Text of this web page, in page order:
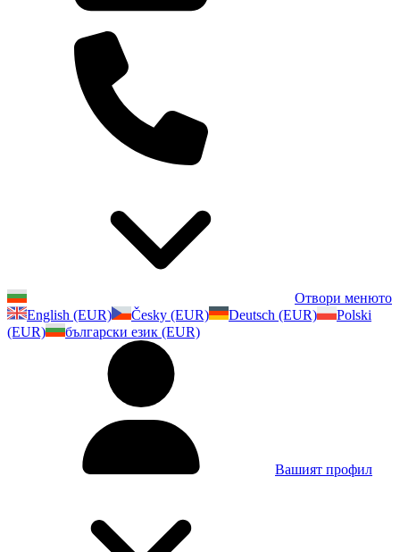
Отвори менюто
English (EUR)
Česky (EUR) Deutsch (EUR)
Polski
(EUR)
български език (EUR)
Вашият профил